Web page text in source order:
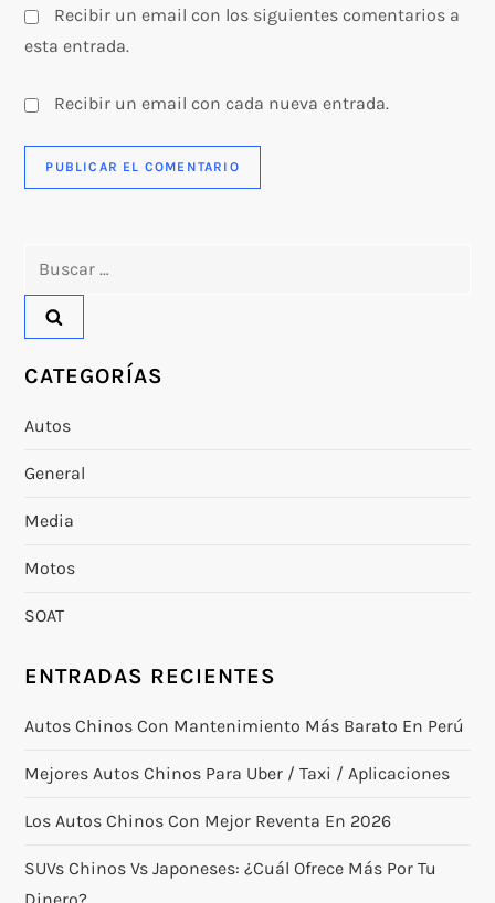
Recibir un email con los siguientes comentarios a
esta entrada.
Recibir un email con cada nueva entrada.
CATEGORÍAS
Autos
General
Media
Motos
SOAT
ENTRADAS RECIENTES
Autos Chinos Con Mantenimiento Más Barato En Perú
Mejores Autos Chinos Para Uber / Taxi / Aplicaciones
Los Autos Chinos Con Mejor Reventa En 2026
SUVs Chinos Vs Japoneses: ¿cuál Ofrece Más Por Tu